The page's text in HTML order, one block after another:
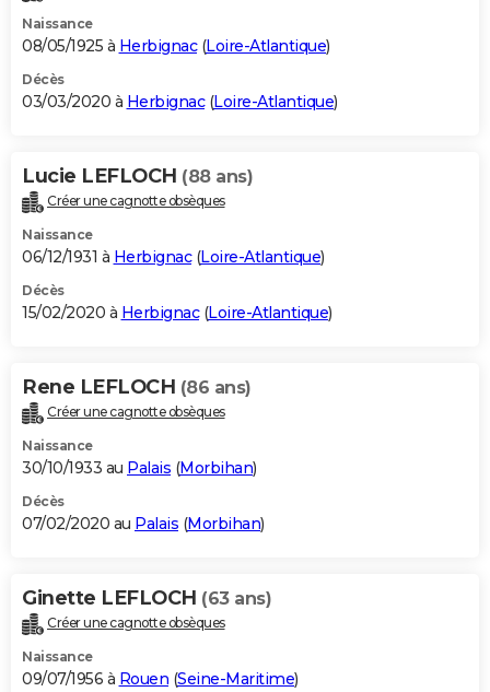
Naissance
08/05/1925 à Herbignac(Loire-Atlantique)
Décès
03/03/2020 à Herbignac(Loire-Atlantique)
Lucie LEFLOCH (88 ans)
Créer une cagnotte obsèques
Naissance
06/12/1931 à Herbignac(Loire-Atlantique)
Décès
15/02/2020 à Herbignac(Loire-Atlantique)
Rene LEFLOCH (86 ans)
Créer une cagnotte obsèques
Naissance
30/10/1933 au Palais (Morbihan)
Décès
07/02/2020 au Palais (Morbihan)
Ginette LEFLOCH (63 ans)
Créer une cagnotte obsèques
Naissance
09/07/1956 à Rouen (Seine-Maritime)